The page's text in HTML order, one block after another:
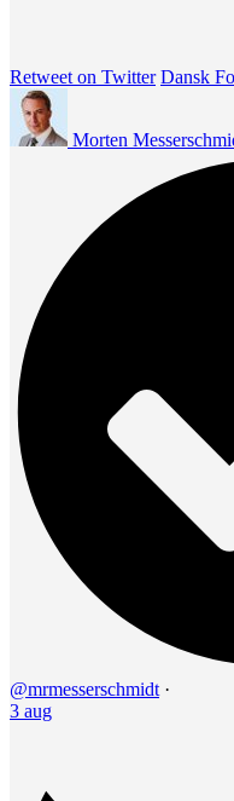
Retweet on Twitter Dansk
Morten
@mrmesserschmidt ·
3 aug